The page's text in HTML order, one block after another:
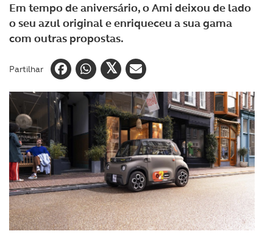
Em tempo de aniversário, o Ami deixou de lado
o seu azul original e enriqueceu a sua gama
com outras propostas.
Partilhar